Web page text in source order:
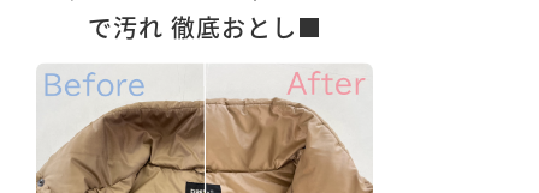
で汚れ 徹底おとし■